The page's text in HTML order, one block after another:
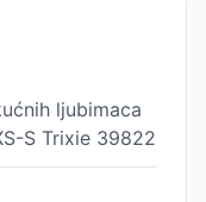
ljubimaca
S Trixie 39822